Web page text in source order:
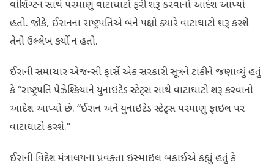
વોશિંગ્ટન સાથે પરમાણુ વાટાઘાટો ફરી શરૂ કરવાનો આદેશ આપ્યો
હતો. જોકે, ઈરાનના રાષ્ટ્રપતિએ બંને પક્ષો ક્યારે વાટાઘાટો શરૂ કરશે
તેનો ઉલ્લેખ કર્યો ન હતો.
ઈરાની સમાચાર એજન્સી ફાર્સે એક સરકારી સૂત્રને ટાંકીને જણાવ્યું હતું
કે “રાષ્ટ્રપતિ પેઝેશ્કિયાને યુનાઇટેડ સ્ટેટ્સ સાથે વાટાઘાટો શરૂ કરવાનો
આદેશ આપ્યો છે. “ઈરાન અને યુનાઇટેડ સ્ટેટ્સ પરમાણુ ફાઇલ પર
વાટાઘાટો કરશે.”
ઈરાની વિદેશ મંત્રાલયના પ્રવક્તા ઇસ્માઇલ બકાઈએ કહ્યું હતું કે